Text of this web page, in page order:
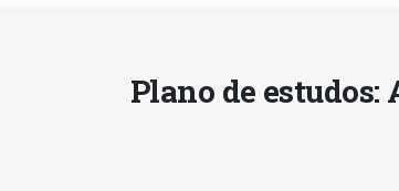
Plano de estudos: